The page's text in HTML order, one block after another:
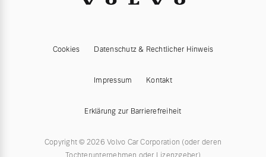
Cookies Datenschutz & Rechtlicher Hinweis
Impressum Kontakt
Erklärung zur Barrierefreiheit
Copyright © 2026 Volvo Car Corporation (oder deren
Tochterunternehmen oder Lizenzgeber)